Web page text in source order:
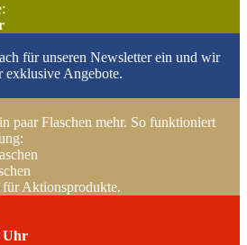
für unseren Newsletter ein und wir
exklusive Angebote.
paar Flaschen mehr. So funktioniert
Aktionsprodukte.
Uhr